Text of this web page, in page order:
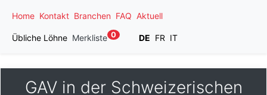
Home Kontakt Branchen FAQ Aktuell
Übliche Löhne Merkliste 0 DE FR IT
GAV in der Schweizerischen